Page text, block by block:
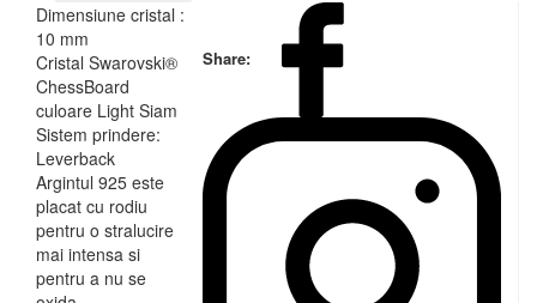
Share:
Dimensiune cristal :
10 mm
Cristal Swarovski®
ChessBoard
culoare Light Siam
Sistem prindere:
Leverback
Argintul 925 este
placat cu rodiu
pentru o stralucire
mai intensa si
pentru a nu se